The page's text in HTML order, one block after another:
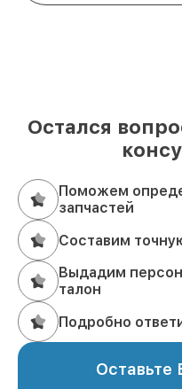
Остался
Поможем
запчастей
Составим
Выдадим
талон
Подробно
Оставьте